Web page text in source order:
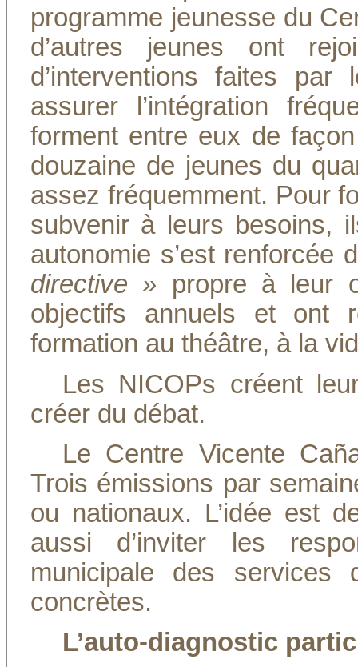
programme jeunesse du
d’autres jeunes ont
d’interventions faites
assurer l’intégration
forment entre eux de
douzaine de jeunes du
assez fréquemment. Pour
subvenir à leurs besoins,
autonomie s’est
directive » propre à leur
objectifs annuels et ont
formation au théâtre, à la
Les NICOPs créent
créer du débat.
Le Centre Vicente
Trois émissions par
ou nationaux. L’idée est
aussi d’inviter les
municipale des services
concrètes.
L’auto-diagnostic